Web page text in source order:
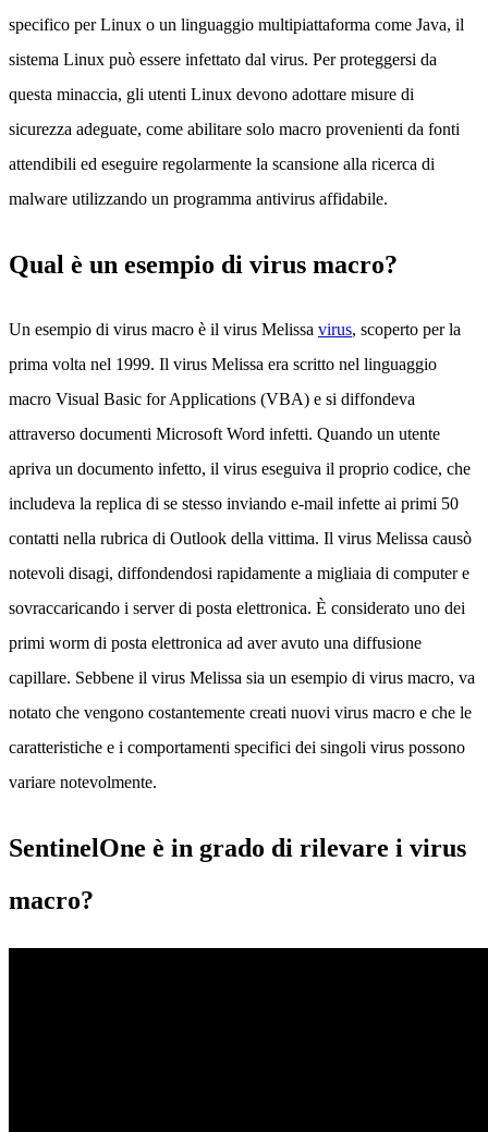
specifico per Linux o un linguaggio multipiattaforma come Java, il
sistema Linux può essere infettato dal virus. Per proteggersi da
questa minaccia, gli utenti Linux devono adottare misure di
sicurezza adeguate, come abilitare solo macro provenienti da fonti
attendibili ed eseguire regolarmente la scansione alla ricerca di
malware utilizzando un programma antivirus affidabile.
Qual è un esempio di virus macro?
Un esempio di virus macro è il virus Melissa virus, scoperto per la
prima volta nel 1999. Il virus Melissa era scritto nel linguaggio
macro Visual Basic for Applications (VBA) e si diffondeva
attraverso documenti Microsoft Word infetti. Quando un utente
apriva un documento infetto, il virus eseguiva il proprio codice, che
includeva la replica di se stesso inviando e-mail infette ai primi 50
contatti nella rubrica di Outlook della vittima. Il virus Melissa causò
notevoli disagi, diffondendosi rapidamente a migliaia di computer e
sovraccaricando i server di posta elettronica. È considerato uno dei
primi worm di posta elettronica ad aver avuto una diffusione
capillare. Sebbene il virus Melissa sia un esempio di virus macro, va
notato che vengono costantemente creati nuovi virus macro e che le
caratteristiche e i comportamenti specifici dei singoli virus possono
variare notevolmente.
SentinelOne è in grado di rilevare i virus
macro?